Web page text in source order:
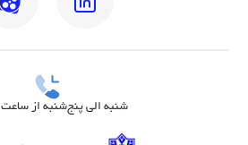
شنبه الی پنج‌شنبه از ساعت 9 صبح